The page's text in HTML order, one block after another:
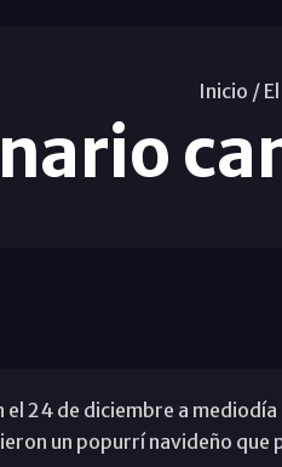
Inicio /
24 de diciembre a mediodía
un popurrí navideño que